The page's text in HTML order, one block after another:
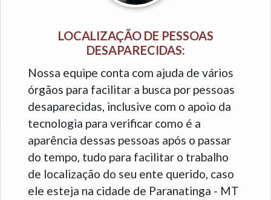
LOCALIZAÇÃO DE PESSOAS
DESAPARECIDAS:
Nossa equipe conta com ajuda de vários
órgãos para facilitar a busca por pessoas
desaparecidas, inclusive com o apoio da
tecnologia para verificar como é a
aparência dessas pessoas após o passar
do tempo, tudo para facilitar o trabalho
de localização do seu ente querido, caso
ele esteja na cidade de Paranatinga - MT